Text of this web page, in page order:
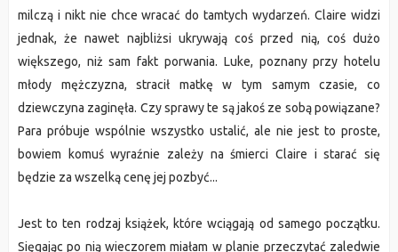
milczą i nikt nie chce wracać do tamtych wydarzeń. Claire widzi
jednak, że nawet najbliżsi ukrywają coś przed nią, coś dużo
większego, niż sam fakt porwania. Luke, poznany przy hotelu
młody mężczyzna, stracił matkę w tym samym czasie, co
dziewczyna zaginęła. Czy sprawy te są jakoś ze sobą powiązane?
Para próbuje wspólnie wszystko ustalić, ale nie jest to proste,
bowiem komuś wyraźnie zależy na śmierci Claire i starać się
będzie za wszelką cenę jej pozbyć...
Jest to ten rodzaj książek, które wciągają od samego początku.
Sięgając po nią wieczorem miałam w planie przeczytać zaledwie